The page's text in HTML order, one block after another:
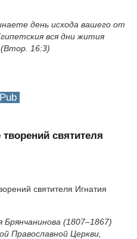
день исхода вашего от
вся дни жития
16:3)
святителя
(1807–1867)
Православной Церкви,